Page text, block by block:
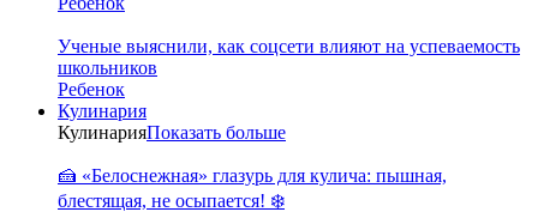
Ученые выяснили, как соцсети влияют на успеваемость
школьников
Ребенок
Кулинария
КулинарияПоказать больше
🍰 «Белоснежная» глазурь для кулича: пышная,
блестящая, не осыпается! ❄️